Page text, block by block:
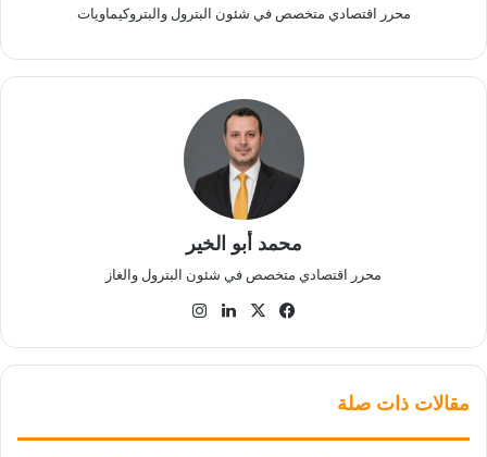
محرر اقتصادي متخصص في شئون البترول والبتروكيماويات
محمد أبو الخير
محرر اقتصادي متخصص في شئون البترول والغاز
فيسبوك
‫X لينكدإن
مقالات ذات صلة